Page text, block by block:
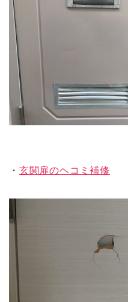
・ 玄関扉のヘコミ補修